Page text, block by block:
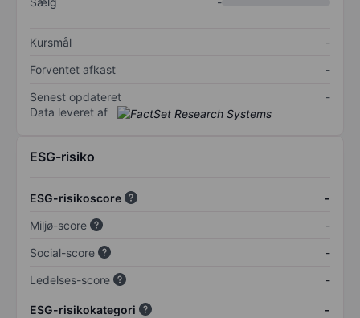
Kursmål
-
Forventet afkast
-
Senest opdateret
-
Data leveret af
ESG-risiko
ESG-risikoscore
-
Miljø-score
-
Social-score
-
Ledelses-score
-
ESG-risikokategori -